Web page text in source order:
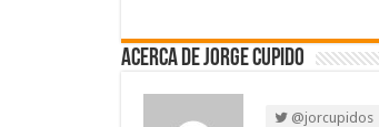
Acerca de Jorge Cupido
@jorcupidos